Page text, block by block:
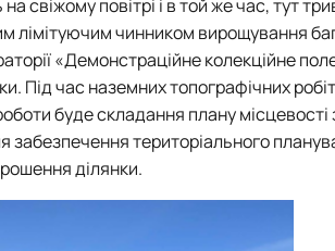
свіжому повітрі і в той же час, тут
лімітуючим чинником вирощування
«Демонстраційне колекційне
Під час наземних топографічних
буде складання плану
забезпечення територіального
ділянки.